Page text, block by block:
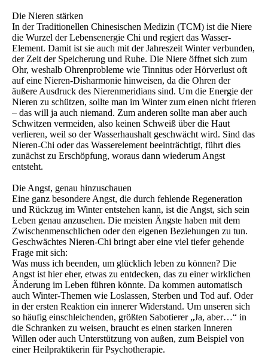
Die Nieren stärken
In der Traditionellen Chinesischen Medizin (TCM) ist die Niere
die Wurzel der Lebensenergie Chi und regiert das Wasser-
Element. Damit ist sie auch mit der Jahreszeit Winter verbunden,
der Zeit der Speicherung und Ruhe. Die Niere öffnet sich zum
Ohr, weshalb Ohrenprobleme wie Tinnitus oder Hörverlust oft
auf eine Nieren-Disharmonie hinweisen, da die Ohren der
äußere Ausdruck des Nierenmeridians sind. Um die Energie der
Nieren zu schützen, sollte man im Winter zum einen nicht frieren
– das will ja auch niemand. Zum anderen sollte man aber auch
Schwitzen vermeiden, also keinen Schweiß über die Haut
verlieren, weil so der Wasserhaushalt geschwächt wird. Sind das
Nieren-Chi oder das Wasserelement beeinträchtigt, führt dies
zunächst zu Erschöpfung, woraus dann wiederum Angst
entsteht.
Die Angst, genau hinzuschauen
Eine ganz besondere Angst, die durch fehlende Regeneration
und Rückzug im Winter entstehen kann, ist die Angst, sich sein
Leben genau anzusehen. Die meisten Ängste haben mit dem
Zwischenmenschlichen oder den eigenen Beziehungen zu tun.
Geschwächtes Nieren-Chi bringt aber eine viel tiefer gehende
Frage mit sich:
Was muss ich beenden, um glücklich leben zu können? Die
Angst ist hier eher, etwas zu entdecken, das zu einer wirklichen
Änderung im Leben führen könnte. Da kommen automatisch
auch Winter-Themen wie Loslassen, Sterben und Tod auf. Oder
in der ersten Reaktion ein innerer Widerstand. Um unseren sich
so häufig einschleichenden, größten Sabotierer „Ja, aber…“ in
die Schranken zu weisen, braucht es einen starken Inneren
Willen oder auch Unterstützung von außen, zum Beispiel von
einer Heilpraktikerin für Psychotherapie.